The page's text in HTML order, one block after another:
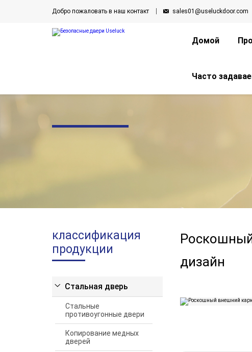
Добро пожаловать в наш контакт sales01@useluckdoor.com
Домой
Часто
классификация
продукции
Стальная дверь
Стальные
противоугонные двери
Копирование медных
дверей
дизайн